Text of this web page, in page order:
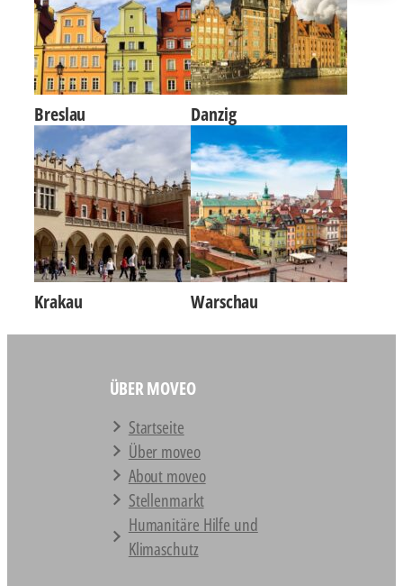
Breslau Danzig
Krakau Warschau
ÜBER MOVEO
Startseite
Über moveo
About moveo
Stellenmarkt
Humanitäre Hilfe und
Klimaschutz